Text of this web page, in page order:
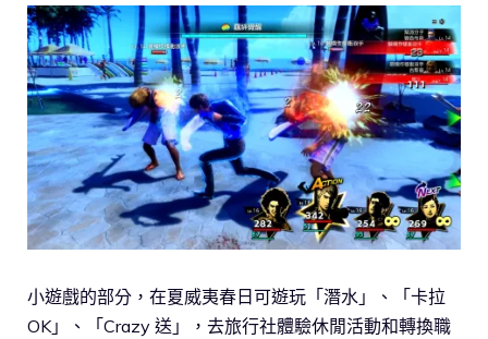
小遊戲的部分，在夏威夷春日可遊玩「潛水」、「卡拉
OK」、「Crazy 送」，去旅行社體驗休閒活動和轉換職